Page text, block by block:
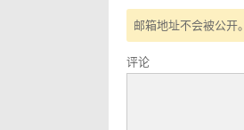
邮箱地址不会被公开。
评论